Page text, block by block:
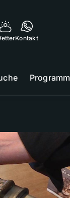
Kontakt
Programm